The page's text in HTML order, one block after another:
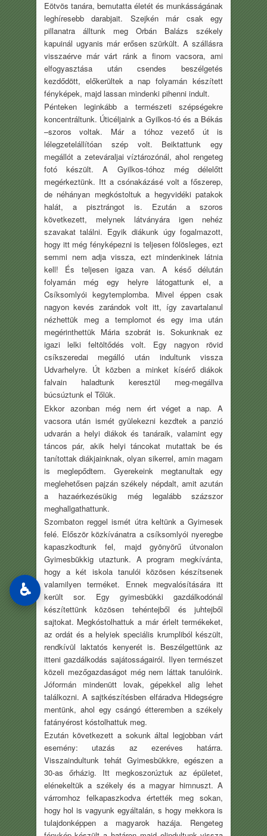
Eötvös tanára, bemutatta életét és munkásságának
leghíresebb darabjait. Szejkén már csak egy
pillanatra álltunk meg Orbán Balázs székely
kapuinál ugyanis már erősen szürkült. A szállásra
visszaérve már várt ránk a finom vacsora, ami
elfogyasztása után csendes beszélgetés
kezdődött, előkerültek a nap folyamán készített
fényképek, majd lassan mindenki pihenni indult.
Pénteken leginkább a természeti szépségekre
koncentráltunk. Úticéljaink a Gyilkos-tó és a Békás
–szoros voltak. Már a tóhoz vezető út is
lélegzetelállítóan szép volt. Beiktattunk egy
megállót a zeteváraljai víztározónál, ahol rengeteg
fotó készült. A Gyilkos-tóhoz még délelőtt
megérkeztünk. Itt a csónakázásé volt a főszerep,
de néhányan megkóstoltuk a hegyvidéki patakok
halát, a pisztrángot is. Ezután a szoros
következett, melynek látványára igen nehéz
szavakat találni. Egyik diákunk úgy fogalmazott,
hogy itt még fényképezni is teljesen fölösleges, ezt
semmi nem adja vissza, ezt mindenkinek látnia
kell! És teljesen igaza van. A késő délután
folyamán még egy helyre látogattunk el, a
Csíksomlyói kegytemplomba. Mivel éppen csak
nagyon kevés zarándok volt itt, így zavartalanul
nézhettük meg a templomot és egy ima után
megérinthettük Mária szobrát is. Sokunknak ez
igazi lelki feltöltődés volt. Egy nagyon rövid
csíkszeredai megálló után indultunk vissza
Udvarhelyre. Út közben a minket kísérő diákok
falvain haladtunk keresztül meg-megállva
búcsúztunk el Tőlük.
Ekkor azonban még nem ért véget a nap. A
vacsora után ismét gyülekezni kezdtek a panzió
udvarán a helyi diákok és tanáraik, valamint egy
táncos pár, akik helyi táncokat mutattak be és
tanítottak diákjainknak, olyan sikerrel, amin magam
is meglepődtem. Gyerekeink megtanultak egy
meglehetősen pajzán székely népdalt, amit azután
a hazaérkezésükig még legalább százszor
meghallgathattunk.
Szombaton reggel ismét útra keltünk a Gyimesek
felé. Először közkívánatra a csíksomlyói nyeregbe
kapaszkodtunk fel, majd gyönyörű útvonalon
Gyimesbükkig utaztunk. A program megkívánta,
hogy a két iskola tanulói közösen készítsenek
valamilyen terméket. Ennek megvalósítására itt
került sor. Egy gyimesbükki gazdálkodónál
készítettünk közösen tehéntejből és juhtejből
sajtokat. Megkóstolhattuk a már érlelt termékeket,
az ordát és a helyiek speciális krumpliból készült,
rendkívül laktatós kenyerét is. Beszélgettünk az
itteni gazdálkodás sajátosságairól. Ilyen természet
közeli mezőgazdaságot még nem láttak tanulóink.
Jóformán mindenütt lovak, gépekkel alig lehet
találkozni. A sajtkészítésben elfáradva Hidegségre
mentünk, ahol egy csángó étteremben a székely
fatányérost kóstolhattuk meg.
Ezután következett a sokunk által legjobban várt
esemény: utazás az ezeréves határra.
Visszaindultunk tehát Gyimesbükkre, egészen a
30-as őrházig. Itt megkoszorúztuk az épületet,
elénekeltük a székely és a magyar himnuszt. A
várromhoz felkapaszkodva értették meg sokan,
hogy hol is vagyunk egyáltalán, s hogy mekkora is
tulajdonképpen a magyarok hazája. Rengeteg
♿